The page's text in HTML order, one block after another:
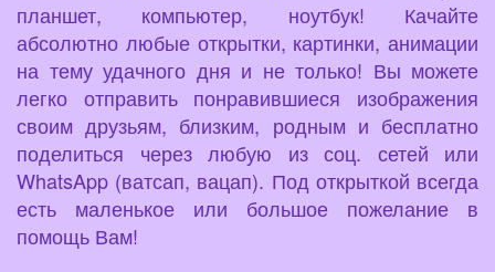
планшет, компьютер, ноутбук! Качайте
абсолютно любые открытки, картинки, анимации
на тему удачного дня и не только! Вы можете
легко отправить понравившиеся изображения
своим друзьям, близким, родным и бесплатно
поделиться через любую из соц. сетей или
WhatsApp (ватсап, вацап). Под открыткой всегда
есть маленькое или большое пожелание в
помощь Вам!